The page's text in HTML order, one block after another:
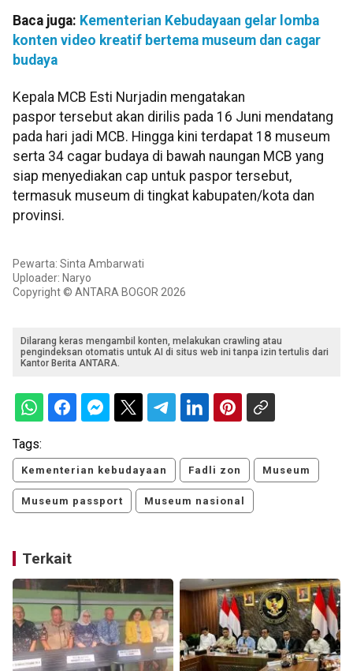
Baca juga: Kementerian Kebudayaan gelar lomba
konten video kreatif bertema museum dan cagar
budaya
Kepala MCB Esti Nurjadin mengatakan
paspor tersebut akan dirilis pada 16 Juni mendatang
pada hari jadi MCB. Hingga kini terdapat 18 museum
serta 34 cagar budaya di bawah naungan MCB yang
siap menyediakan cap untuk paspor tersebut,
termasuk museum di tingkat kabupaten/kota dan
provinsi.
Pewarta: Sinta Ambarwati
Uploader: Naryo
Copyright © ANTARA BOGOR 2026
Dilarang keras mengambil konten, melakukan crawling atau
pengindeksan otomatis untuk AI di situs web ini tanpa izin tertulis dari
Kantor Berita ANTARA.
Tags:
Kementerian kebudayaan Fadli zon Museum
Museum passport Museum nasional
Terkait